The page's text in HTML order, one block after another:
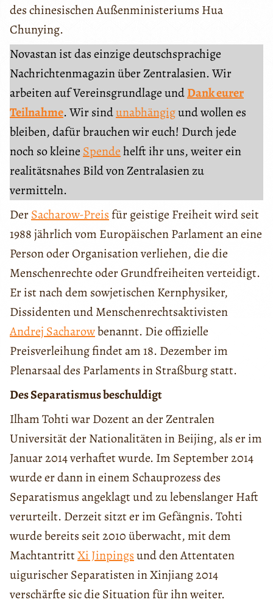
des chinesischen Außenministeriums Hua
Chunying.
Novastan ist das einzige deutschsprachige
Nachrichtenmagazin über Zentralasien. Wir
arbeiten auf Vereinsgrundlage undDank eurer
Teilnahme. Wir sindunabhängigund wollen es
bleiben, dafür brauchen wir euch! Durch jede
noch so kleine Spendehelft ihr uns, weiter ein
realitätsnahes Bild von Zentralasien zu
vermitteln.
DerSacharow-Preisfür geistige Freiheit wird seit
1988 jährlich vom Europäischen Parlament an eine
Person oder Organisation verliehen, die die
Menschenrechte oder Grundfreiheiten verteidigt.
Er ist nach dem sowjetischen Kernphysiker,
Dissidenten und Menschenrechtsaktivisten
Andrej Sacharowbenannt. Die offizielle
Preisverleihung findet am 18. Dezember im
Plenarsaal des Parlaments in Straßburg statt.
Des Separatismus beschuldigt
Ilham Tohti war Dozent an der Zentralen
Universität der Nationalitäten in Beijing, als er im
Januar 2014 verhaftet wurde. Im September 2014
wurde er dann in einem Schauprozess des
Separatismus angeklagt und zu lebenslanger Haft
verurteilt. Derzeit sitzt er im Gefängnis. Tohti
wurde bereits seit 2010 überwacht, mit dem
MachtantrittXi Jinpingsund den Attentaten
uigurischer Separatisten in Xinjiang 2014
verschärfte sic die Situation für ihn weiter.